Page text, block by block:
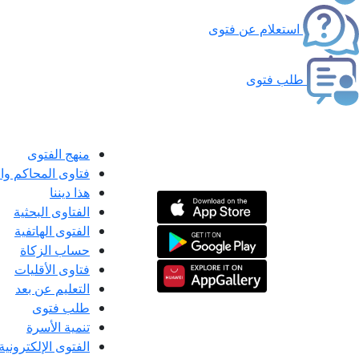
استعلام عن فتوى
طلب فتوى
منهج الفتوى
فتاوى المحاكم
هذا ديننا
الفتاوى البحثية
الفتوى الهاتفية
حساب الزكاة
فتاوى الأقليات
التعليم عن بعد
طلب فتوى
تنمية الأسرة
الفتوى الإلكترونية